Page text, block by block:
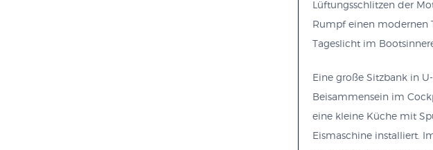
Lüftungsschlitzen der
Rumpf einen modernen
Tageslicht im
Eine große Sitzbank in
Beisammensein im
eine kleine Küche mit
Eismaschine installiert.